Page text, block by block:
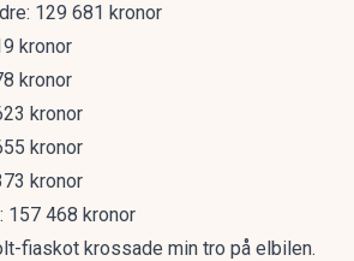
129 681 kronor
kronor
kronor
kronor
kronor
kronor
157 468 kronor
fiaskot krossade min tro på elbilen.